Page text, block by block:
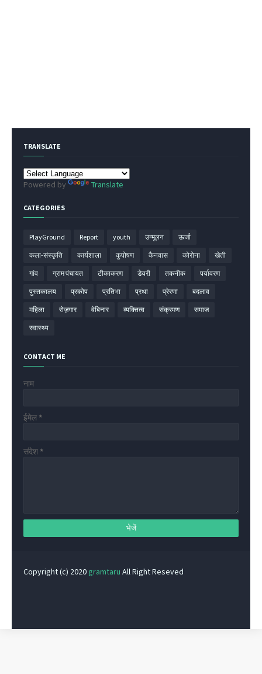
TRANSLATE
Powered by Translate
CATEGORIES
PlayGround Report youth उन्मूलन ऊर्जा
कला-संस्कृति कार्यशाला कुपोषण कैनवास कोरोना खेती
गांव ग्राम पंचायत टीकाकरण डेयरी तकनीक पर्यावरण
पुस्तकालय प्रकोप प्रतिभा प्रथा प्रेरणा बदलाव
महिला रोज़गार वेबिनार व्यक्तित्व संक्रमण समाज
स्वास्थ्य
CONTACT ME
नाम
ईमेल *
संदेश *
Copyright (c) 2020 gramtaru All Right Reseved